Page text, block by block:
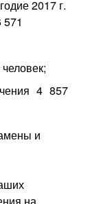
2017 г.
4 857
и